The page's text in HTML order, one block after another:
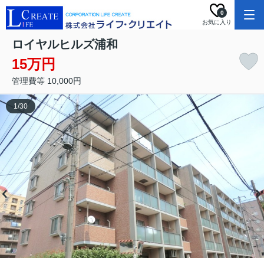
お気に入り
0
ロイヤルヒルズ浦和
15万円
管理費等 10,000円
1/30